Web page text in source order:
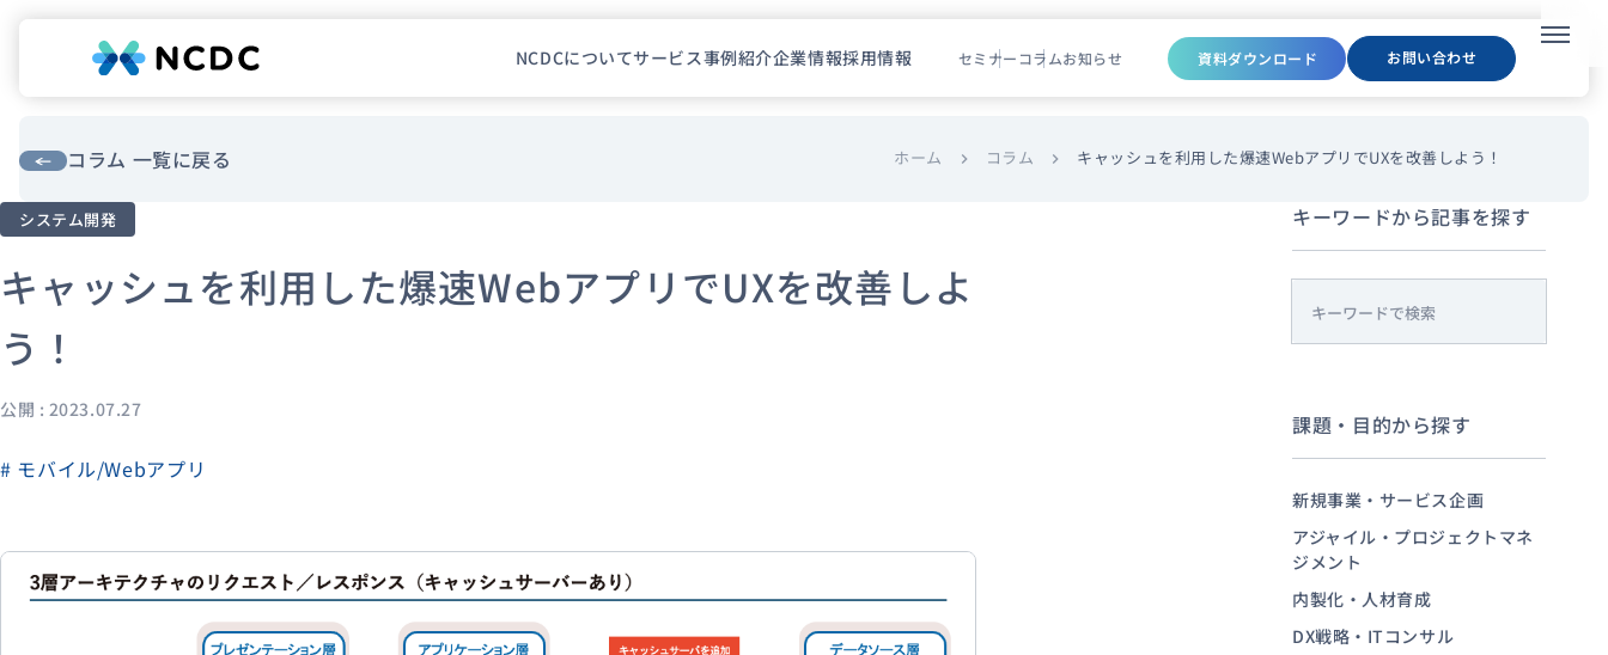
メニュ
サービス
企業情報
事例紹介
採用情報
セミナーコラムお知らせ
お役立ち情報（PJ Insight）
資料ダウンロード
NCDCについてサービス事例紹介企業情報採用情報 セミナー コラムお知らせ 資料ダウンロード お問い合わせ
コラム 一覧に戻る ホーム chevron_right コラム chevron_right キャッシュを利用した爆速WebアプリでUXを改善しよう！
システム開発
キャッシュを利用した爆速WebアプリでUXを改善しよ
う！
公開 : 2023.07.27
# モバイル/Webアプリ
キーワードから記事を探す
e
h
課題・目的から探す
新規事業・サービス企画
アジャイル・プロジェクトマネ
ジメント
内製化・人材育成
DX戦略・ITコンサル